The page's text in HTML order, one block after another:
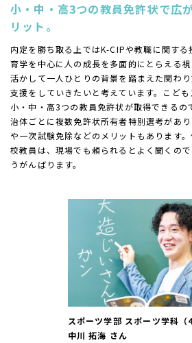
小・中・高3つの教員免許状で広
リット。
内定を勝ち取る上ではK-CIPや教職に関す
育学を中心に人の成長を多面的にとらえる
活かして一人ひとりの背景を踏まえた関わ
支援をしていきたいと考えています。こども
小・中・高3つの教員免許状が取得できるの
治体ごとに複数免許状所有者特別選考があ
や一次試験免除などのメリットもあります
校教員は、現場でも頼られるとよく聞くの
うがんばります。
スポーツ学部 スポーツ学科（4
中川 拓海 さん